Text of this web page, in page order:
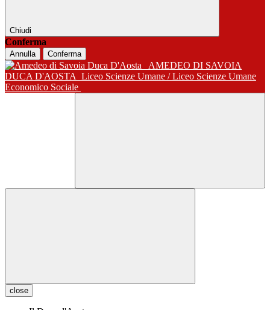
Chiudi
Conferma
Annulla Conferma
AMEDEO DI SAVOIA
DUCA D'AOSTA Liceo Scienze Umane / Liceo Scienze Umane
Economico Sociale
close